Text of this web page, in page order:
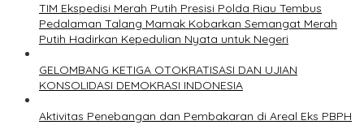
TIM Ekspedisi Merah Putih Presisi Polda Riau Tembus
Pedalaman Talang Mamak Kobarkan Semangat Merah
Putih Hadirkan Kepedulian Nyata untuk Negeri
GELOMBANG KETIGA OTOKRATISASI DAN UJIAN
KONSOLIDASI DEMOKRASI INDONESIA
Aktivitas Penebangan dan Pembakaran di Areal Eks PBPH